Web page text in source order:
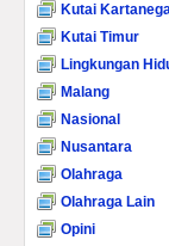
Kutai
Kutai Timur
Lingkungan
Malang
Nasional
Nusantara
Olahraga
Olahraga Lain
Opini